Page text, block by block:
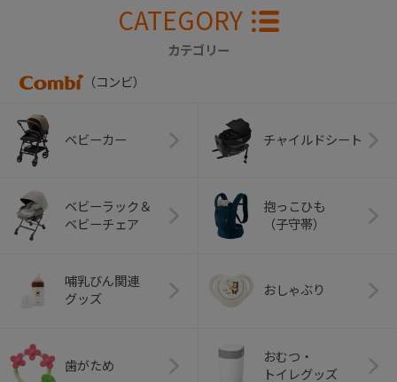
CATEGORY
カテゴリー
（コンビ）
ベビーカー チャイルドシート
ベビーラック＆
ベビーチェア
抱っこひも
（子守帯）
哺乳びん関連
グッズ
おしゃぶり
歯がため
おむつ・
トイレグッズ